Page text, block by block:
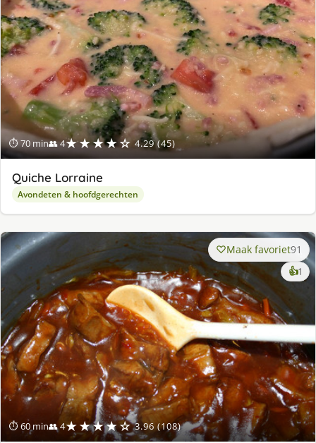
⏱ 70 min👥 4★★★★☆ 4.29 (45)
Quiche Lorraine
Avondeten & hoofdgerechten
⏱ 60 min👥 4★★★★☆ 3.96 (108)
Maak favoriet91
👍1